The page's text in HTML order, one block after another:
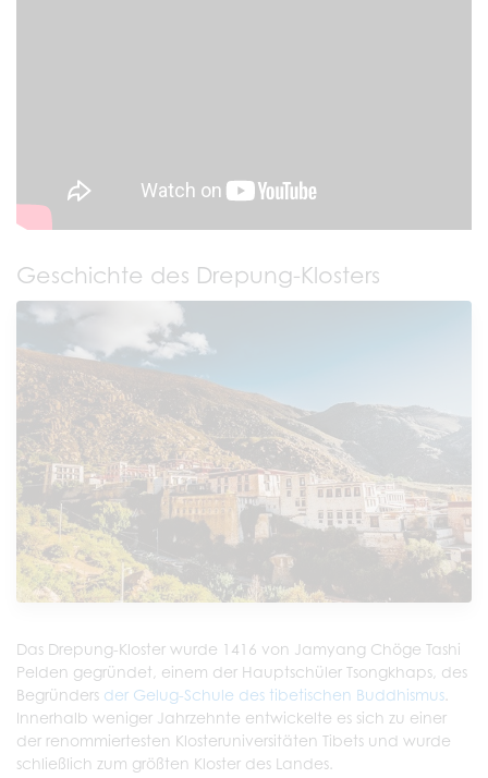
Geschichte des Drepung-Klosters
Das Drepung-Kloster wurde 1416 von Jamyang Chöge Tashi
Pelden gegründet, einem der Hauptschüler Tsongkhaps, des
Begründers der Gelug-Schule des tibetischen Buddhismus
Innerhalb weniger Jahrzehnte entwickelte es sich zu einer
der renommiertesten Klosteruniversitäten Tibets und wurde
schließlich zum größten Kloster des Landes.